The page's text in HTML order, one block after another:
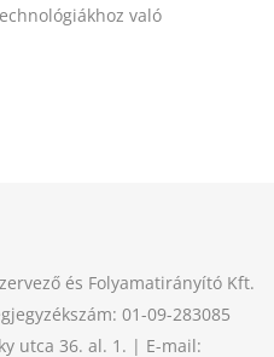
való
és Folyamatirányító Kft.
01-09-283085
utca 36. al. 1. | E-mail: